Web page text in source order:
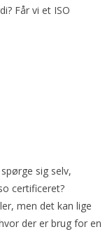
Får vi et ISO
sig selv,
certificeret?
men det kan lige
der er brug for en